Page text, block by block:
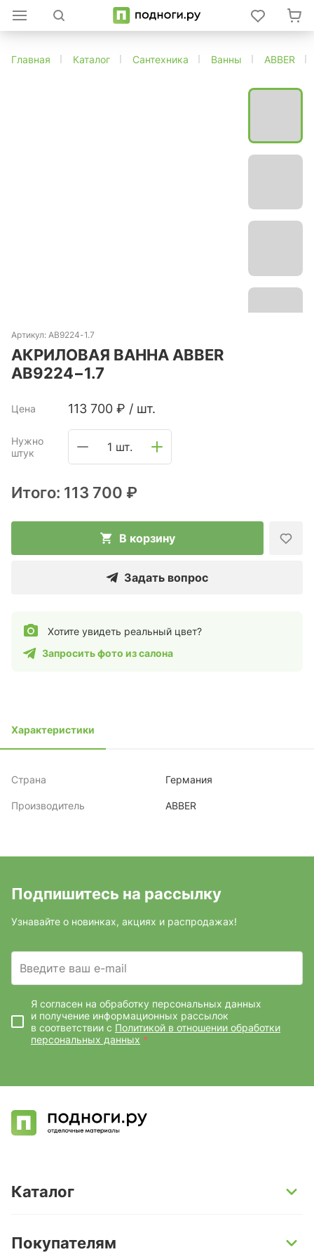
Главная Каталог Сантехника Ванны ABBER
Артикул: AB9224-1.7
АКРИЛОВАЯ ВАННА ABBER
AB9224−1.7
Цена 113 700 ₽ / шт.
Нужно
штук
1 шт.
Итого: 113 700 ₽
В корзину
Задать вопрос
Хотите увидеть реальный цвет?
Запросить фото из салона
Характеристики
Страна Германия
Производитель ABBER
Подпишитесь на рассылку
Узнавайте о новинках, акциях и распродажах!
Введите ваш e-mail
Я согласен на обработку персональных данных
и получение информационных рассылок
в соответствии с Политикой в отношении обработки
персональных данных *
Каталог
Кварц-винил и LVT-плитка
Покупателям